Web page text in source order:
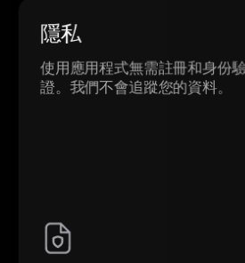
隱私
使用應用程式無需註冊和身份
證。我們不會追蹤您的資料。